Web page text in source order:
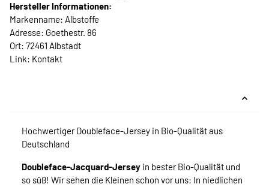
Hersteller Informationen:
Markenname: Albstoffe
Adresse: Goethestr. 86
Ort: 72461 Albstadt
Link: Kontakt
Hochwertiger Doubleface-Jersey in Bio-Qualität aus
Deutschland
Doubleface-Jacquard-Jersey in bester Bio-Qualität und
so süß! Wir sehen die Kleinen schon vor uns: In niedlichen